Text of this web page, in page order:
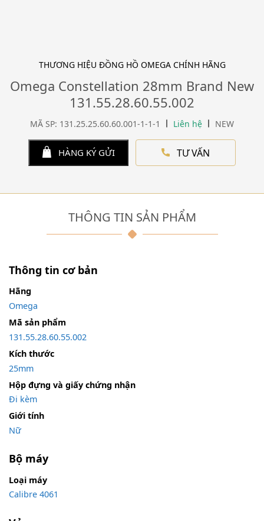
THƯƠNG HIỆU ĐỒNG HỒ OMEGA CHÍNH HÃNG
Omega Constellation 28mm Brand New
131.55.28.60.55.002
MÃ SP: 131.25.25.60.60.001-1-1-1 Liên hệ NEW
HÀNG KÝ GỬI TƯ VẤN
THÔNG TIN SẢN PHẨM
Thông tin cơ bản
Hãng
Omega
Mã sản phẩm
131.55.28.60.55.002
Kích thước
25mm
Hộp đựng và giấy chứng nhận
Đi kèm
Giới tính
Nữ
Bộ máy
Loại máy
Calibre 4061